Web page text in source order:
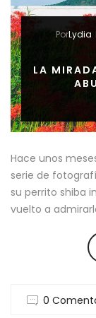
PorLydia
LA
Hace unos
serie de
su perrito shiba
vuelto a
0